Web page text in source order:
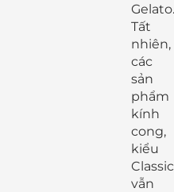
Gelato.
Tất
nhiên,
các
sản
phẩm
kính
cong,
kiểu
Classic
vẫn